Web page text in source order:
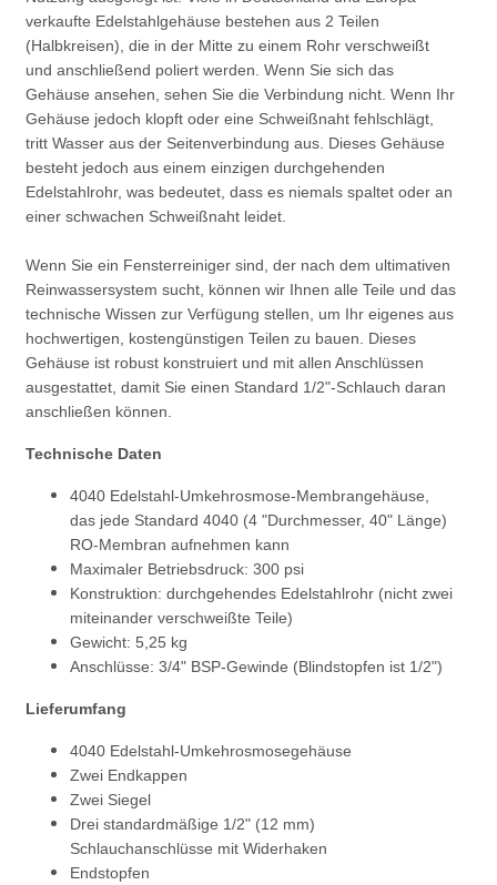
verkaufte Edelstahlgehäuse bestehen aus 2 Teilen
(Halbkreisen), die in der Mitte zu einem Rohr verschweißt
und anschließend poliert werden. Wenn Sie sich das
Gehäuse ansehen, sehen Sie die Verbindung nicht. Wenn Ihr
Gehäuse jedoch klopft oder eine Schweißnaht fehlschlägt,
tritt Wasser aus der Seitenverbindung aus. Dieses Gehäuse
besteht jedoch aus einem einzigen durchgehenden
Edelstahlrohr, was bedeutet, dass es niemals spaltet oder an
einer schwachen Schweißnaht leidet.
Wenn Sie ein Fensterreiniger sind, der nach dem ultimativen
Reinwassersystem sucht, können wir Ihnen alle Teile und das
technische Wissen zur Verfügung stellen, um Ihr eigenes aus
hochwertigen, kostengünstigen Teilen zu bauen. Dieses
Gehäuse ist robust konstruiert und mit allen Anschlüssen
ausgestattet, damit Sie einen Standard 1/2"-Schlauch daran
anschließen können.
Technische Daten
4040 Edelstahl-Umkehrosmose-Membrangehäuse,
das jede Standard 4040 (4 "Durchmesser, 40" Länge)
RO-Membran aufnehmen kann
Maximaler Betriebsdruck: 300 psi
Konstruktion: durchgehendes Edelstahlrohr (nicht zwei
miteinander verschweißte Teile)
Gewicht: 5,25 kg
Anschlüsse: 3/4" BSP-Gewinde (Blindstopfen ist 1/2")
Lieferumfang
4040 Edelstahl-Umkehrosmosegehäuse
Zwei Endkappen
Zwei Siegel
Drei standardmäßige 1/2" (12 mm)
Schlauchanschlüsse mit Widerhaken
Endstopfen